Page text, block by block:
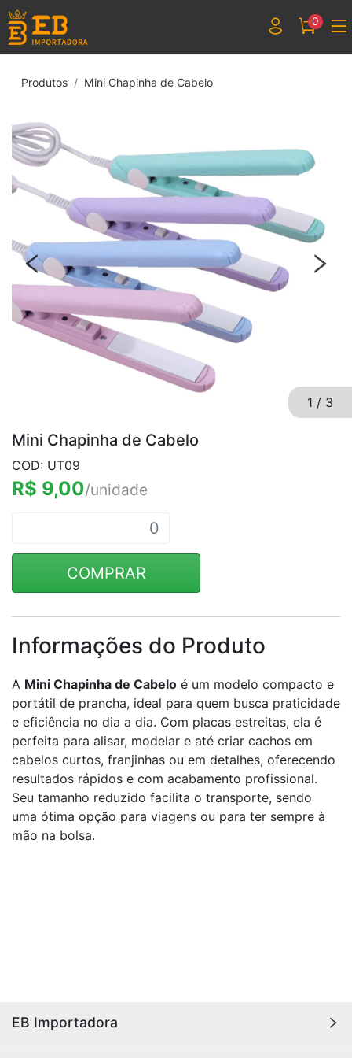
0
Produtos Mini Chapinha de Cabelo
1 / 3
Mini Chapinha de Cabelo
COD: UT09
R$ 9,00/unidade
COMPRAR
Informações do Produto
A Mini Chapinha de Cabelo é um modelo compacto e
portátil de prancha, ideal para quem busca praticidade
e eficiência no dia a dia. Com placas estreitas, ela é
perfeita para alisar, modelar e até criar cachos em
cabelos curtos, franjinhas ou em detalhes, oferecendo
resultados rápidos e com acabamento profissional.
Seu tamanho reduzido facilita o transporte, sendo
uma ótima opção para viagens ou para ter sempre à
mão na bolsa.
EB Importadora